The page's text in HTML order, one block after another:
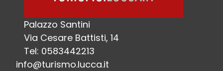
Palazzo Santini
Via Cesare Battisti, 14
Tel: 0583442213
info@turismo.lucca.it